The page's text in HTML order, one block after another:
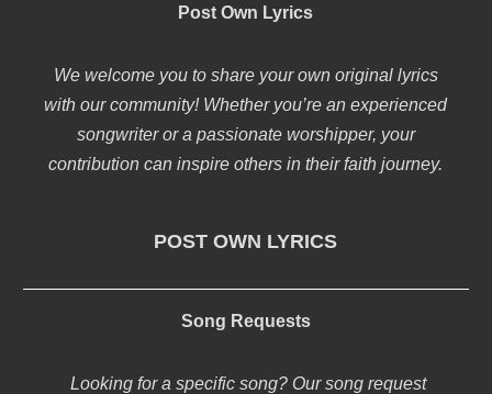
Post Own Lyrics
We welcome you to share your own original lyrics
with our community! Whether you’re an experienced
songwriter or a passionate worshipper, your
contribution can inspire others in their faith journey.
POST OWN LYRICS
Song Requests
Looking for a specific song? Our song request